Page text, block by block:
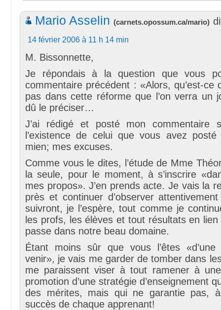
Mario Asselin (carnets.opossum.ca/mario)
14 février 2006 à 11 h 14 min
M. Bissonnette,
Je répondais à la question que vous
commentaire précédent : «Alors, qu’est-ce
pas dans cette réforme que l’on verra un
dû le préciser…
J’ai rédigé et posté mon commentaire
l’existence de celui que vous avez
mien; mes excuses.
Comme vous le dites, l’étude de Mme
la seule, pour le moment, à s’inscrire
mes propos». J’en prends acte. Je vais la
près et continuer d’observer
suivront, je l’espère, tout comme je
les profs, les élèves et tout résultats en
passe dans notre beau domaine.
Étant moins sûr que vous l’êtes «d’une
venir», je vais me garder de tomber dans
me paraissent viser à tout ramener à
promotion d’une stratégie d’enseignement
des mérites, mais qui ne garantie pas,
succès de chaque apprenant!